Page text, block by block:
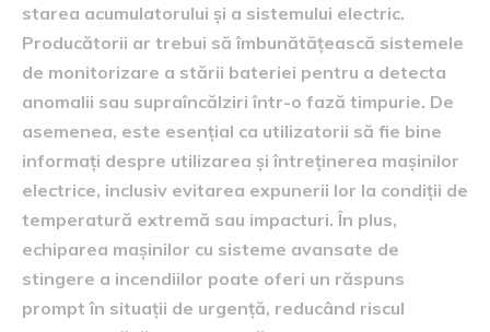
starea acumulatorului și a sistemului electric.
Producătorii ar trebui să îmbunătățească sistemele
de monitorizare a stării bateriei pentru a detecta
anomalii sau supraîncălziri într-o fază timpurie. De
asemenea, este esențial ca utilizatorii să fie bine
informați despre utilizarea și întreținerea mașinilor
electrice, inclusiv evitarea expunerii lor la condiții de
temperatură extremă sau impacturi. În plus,
echiparea mașinilor cu sisteme avansate de
stingere a incendiilor poate oferi un răspuns
prompt în situații de urgență, reducând riscul